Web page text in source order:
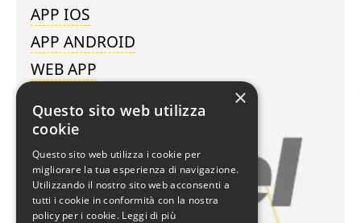
APP IOS
APP ANDROID
WEB APP
WEB AGENCY
A VERONA
TIMELINE
SITEMAP
×
Questo sito web utilizza
cookie
Questo sito web utilizza i cookie per
migliorare la tua esperienza di navigazione.
Utilizzando il nostro sito web acconsenti a
tutti i cookie in conformità con la nostra
policy per i cookie. Leggi di più